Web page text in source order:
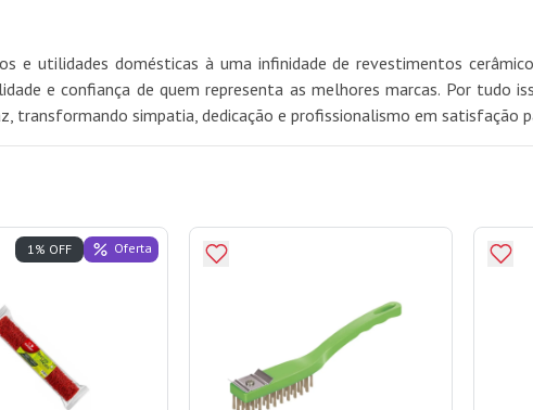
utilidades domésticas à uma infinidade de revestimentos
e confiança de quem representa as melhores marcas. Por tudo
simpatia, dedicação e profissionalismo em satisfação
1% OFF Oferta